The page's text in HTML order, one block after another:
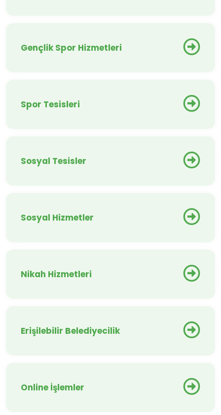
Gençlik Spor Hizmetleri
Spor Tesisleri
Sosyal Tesisler
Sosyal Hizmetler
Nikah Hizmetleri
Erişilebilir Belediyecilik
Online İşlemler